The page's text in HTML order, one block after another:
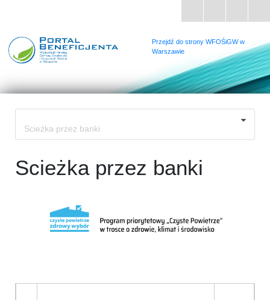
Przejdź do strony WFOŚiGW w
Warszawie
Scieżka przez banki
Scieżka przez banki